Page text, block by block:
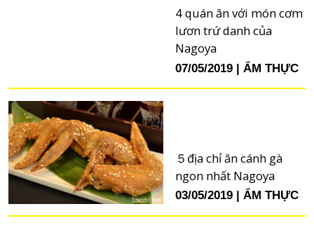
4 quán ăn với món cơm
lươn trứ danh của
Nagoya
07/05/2019 ẨM THỰC
５địa chỉ ăn cánh gà
ngon nhất Nagoya
03/05/2019 ẨM THỰC